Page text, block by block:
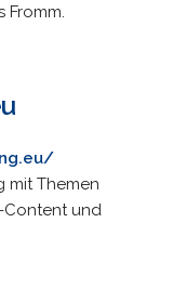
Fromm.
mit Themen
Content und